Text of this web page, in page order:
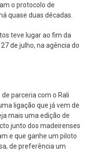
o protocolo de
quase duas décadas.
teve lugar ao fim da
de julho, na agência do
parceria com o Rali
ligação que já vem de
mais uma edição de
junto dos madeirenses
e que ganhe um piloto
de preferência um